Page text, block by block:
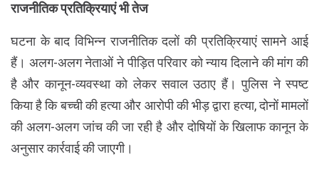
राजनीतिक प्रतिक्रियाएं भी तेज
घटना के बाद विभिन्न राजनीतिक दलों की प्रतिक्रियाएं सामने आई
हैं। अलग-अलग नेताओं ने पीड़ित परिवार को न्याय दिलाने की मांग की
है और कानून-व्यवस्था को लेकर सवाल उठाए हैं। पुलिस ने स्पष्ट
किया है कि बच्ची की हत्या और आरोपी की भीड़ द्वारा हत्या, दोनों मामलों
की अलग-अलग जांच की जा रही है और दोषियों के खिलाफ कानून के
अनुसार कार्रवाई की जाएगी।